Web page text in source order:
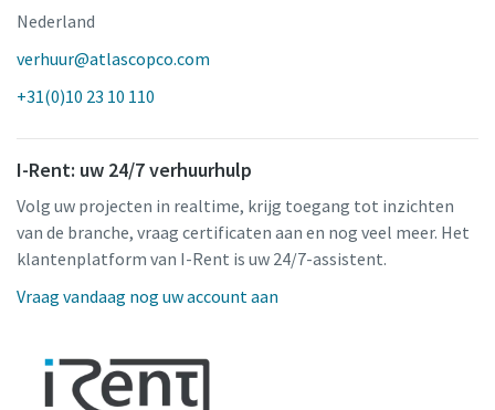
Nederland
verhuur@atlascopco.com
+31(0)10 23 10 110
I-Rent: uw 24/7 verhuurhulp
Volg uw projecten in realtime, krijg toegang tot inzichten
van de branche, vraag certificaten aan en nog veel meer. Het
klantenplatform van I-Rent is uw 24/7-assistent.
Vraag vandaag nog uw account aan